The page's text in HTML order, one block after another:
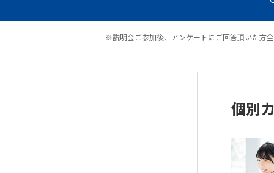
※説明会ご参加後、アンケートにご回答頂いた方
個別